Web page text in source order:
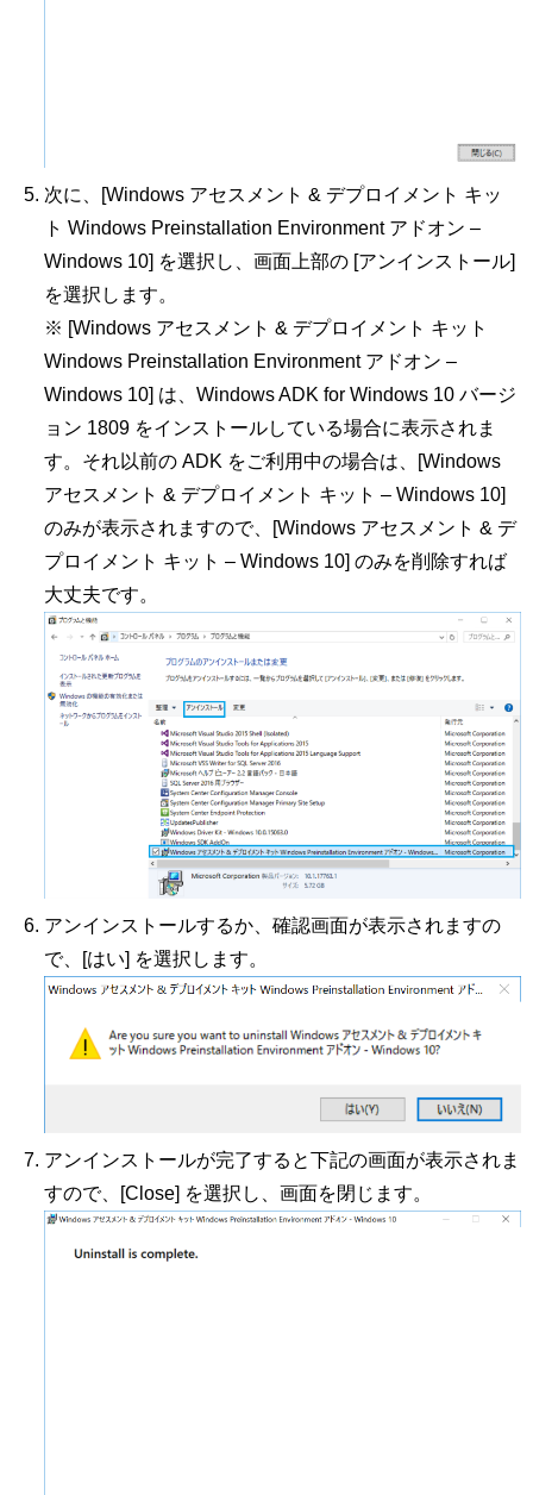
次に、[Windows アセスメント & デプロイメント キッ
ト Windows Preinstallation Environment アドオン –
Windows 10] を選択し、画面上部の [アンインストール]
を選択します。
※ [Windows アセスメント & デプロイメント キット
Windows Preinstallation Environment アドオン –
Windows 10] は、Windows ADK for Windows 10 バージ
ョン 1809 をインストールしている場合に表示されま
す。それ以前の ADK をご利用中の場合は、[Windows
アセスメント & デプロイメント キット – Windows 10]
のみが表示されますので、[Windows アセスメント & デ
プロイメント キット – Windows 10] のみを削除すれば
大丈夫です。
アンインストールするか、確認画面が表示されますの
で、[はい] を選択します。
アンインストールが完了すると下記の画面が表示されま
すので、[Close] を選択し、画面を閉じます。